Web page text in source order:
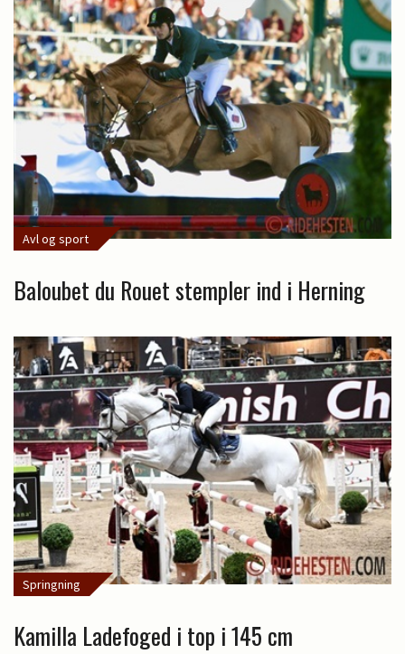
Avl og sport
Baloubet du Rouet stempler ind i Herning
Springning
Kamilla Ladefoged i top i 145 cm